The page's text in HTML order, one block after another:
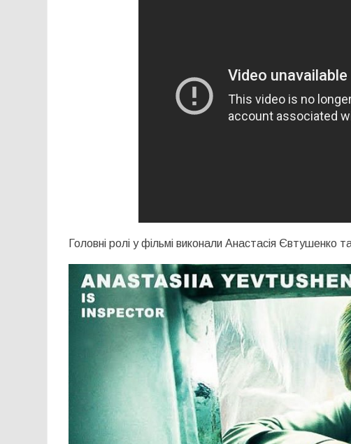
Головні ролі у фільмі виконали Анастасія